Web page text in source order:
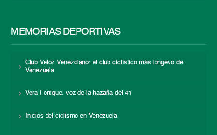
MEMORIAS DEPORTIVAS
Club Veloz Venezolano: el club ciclístico más longevo de
Venezuela
Vera Fortique: voz de la hazaña del 41
Inicios del ciclismo en Venezuela